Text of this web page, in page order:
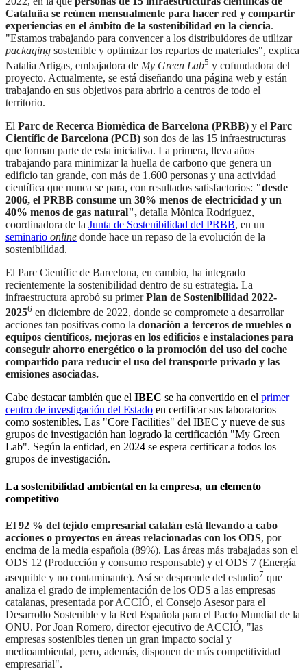
Cataluña se reúnen mensualmente para hacer red y compartir
experiencias en el ámbito de la sostenibilidad en la ciencia.
"Estamos trabajando para convencer a los distribuidores de utilizar
packaging sostenible y optimizar los repartos de materiales", explica
Natalia Artigas, embajadora de My Green Lab5 y cofundadora del
proyecto. Actualmente, se está diseñando una página web y están
trabajando en sus objetivos para abrirlo a centros de todo el
territorio.
El Parc de Recerca Biomèdica de Barcelona (PRBB) y el Parc
Científic de Barcelona (PCB) son dos de las 15 infraestructuras
que forman parte de esta iniciativa. La primera, lleva años
trabajando para minimizar la huella de carbono que genera un
edificio tan grande, con más de 1.600 personas y una actividad
científica que nunca se para, con resultados satisfactorios: "desde
2006, el PRBB consume un 30% menos de electricidad y un
40% menos de gas natural", detalla Mònica Rodríguez,
coordinadora de la Junta de Sostenibilidad del PRBB, en un
seminario online donde hace un repaso de la evolución de la
sostenibilidad.
El Parc Científic de Barcelona, en cambio, ha integrado
recientemente la sostenibilidad dentro de su estrategia. La
infraestructura aprobó su primerPlan de Sostenibilidad 2022-
20256 en diciembre de 2022, donde se compromete a desarrollar
acciones tan positivas como la donación a terceros de muebles o
equipos científicos, mejoras en los edificios e instalaciones para
conseguir ahorro energético o la promoción del uso del coche
compartido para reducir el uso del transporte privado y las
emisiones asociadas.
Cabe destacar también que el IBEC se ha convertido en el primer
centro de investigación del Estado en certificar sus laboratorios
como sostenibles. Las "Core Facilities" del IBEC y nueve de sus
grupos de investigación han logrado la certificación "My Green
Lab". Según la entidad, en 2024 se espera certificar a todos los
grupos de investigación.
La sostenibilidad ambiental en la empresa, un elemento
competitivo
El 92 % del tejido empresarial catalán está llevando a cabo
acciones o proyectos en áreas relacionadas con los ODS, por
encima de la media española (89%). Las áreas más trabajadas son el
ODS 12 (Producción y consumo responsable) y el ODS 7 (Energía
asequible y no contaminante). Así se desprende del estudio7 que
analiza el grado de implementación de los ODS a las empresas
catalanas, presentada por ACCIÓ, el Consejo Asesor para el
Desarrollo Sostenible y la Red Española para el Pacto Mundial de la
ONU. Por Joan Romero, director ejecutivo de ACCIÓ, "las
empresas sostenibles tienen un gran impacto social y
medioambiental, pero, además, disponen de más competitividad
empresarial".